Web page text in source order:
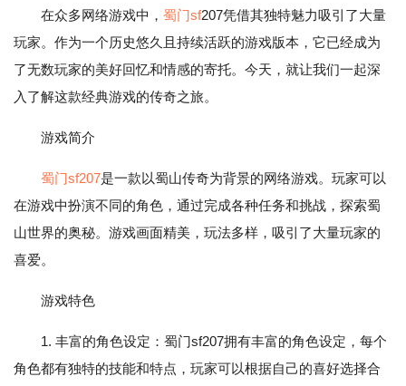
在众多网络游戏中， 蜀门sf207凭借其独特魅力吸引了大量
玩家。作为一个历史悠久且持续活跃的游戏版本，它已经成为
了无数玩家的美好回忆和情感的寄托。今天，就让我们一起深
入了解这款经典游戏的传奇之旅。
游戏简介
蜀门sf207是一款以蜀山传奇为背景的网络游戏。玩家可以
在游戏中扮演不同的角色，通过完成各种任务和挑战，探索蜀
山世界的奥秘。游戏画面精美，玩法多样，吸引了大量玩家的
喜爱。
游戏特色
1. 丰富的角色设定：蜀门sf207拥有丰富的角色设定，每个
角色都有独特的技能和特点，玩家可以根据自己的喜好选择合